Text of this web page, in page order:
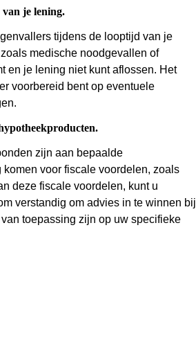
je lening.
tijdens de looptijd van je
medische noodgevallen of
en je lening niet kunt aflossen. Het
voorbereid bent op eventuele
zijn aan bepaalde
voor fiscale voordelen, zoals
deze fiscale voordelen, kunt u
verstandig om advies in te winnen bij
toepassing zijn op uw specifieke